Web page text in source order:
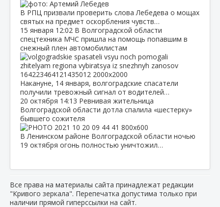
В РПЦ призвали проверить слова Лебедева о мощах
святых на предмет оскорбления чувств…
15 января 12:02 В Волгоградской области
спецтехника МЧС пришла на помощь попавшим в
снежный плен автомобилистам
Накануне, 14 января, волгоградские спасатели
получили тревожный сигнал от водителей…
20 октября 14:13 Ревнивая жительница
Волгоградской области дотла спалила «шестерку»
бывшего сожителя
В Ленинском районе Волгоградской области ночью
19 октября огонь полностью уничтожил…
Все права на материалы сайта принадлежат редакции
"Кривого зеркала". Перепечатка допустима только при
наличии прямой гиперссылки на сайт.